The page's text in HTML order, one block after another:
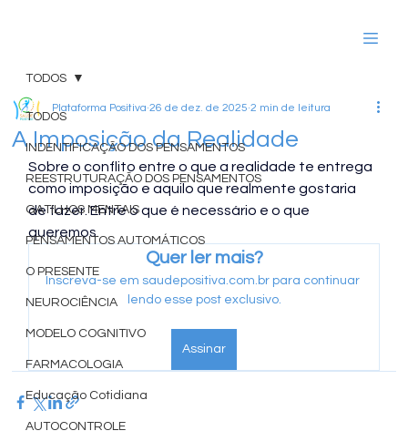
TODOS
INDENTIFICAÇÃO DOS PENSAMENTOS
REESTRUTURAÇÃO DOS PENSAMENTOS
GATILHOS MENTAIS
PENSAMENTOS AUTOMÁTICOS
O PRESENTE
NEUROCIÊNCIA
MODELO COGNITIVO
FARMACOLOGIA
Educação Cotidiana
AUTOCONTROLE
TODOS
A Imposição da Realidade
Plataforma Positiva 26 de dez. de 2025 2 min de leitura
Sobre o conflito entre o que a realidade te entrega
como imposição e aquilo que realmente gostaria
de fazer. Entre o que é necessário e o que
queremos.
Quer ler mais?
Inscreva-se em saudepositiva.com.br para continuar
lendo esse post exclusivo.
Assinar